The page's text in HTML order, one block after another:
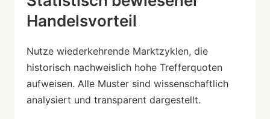
Handelsvorteil
Nutze wiederkehrende Marktzyklen, die
historisch nachweislich hohe Trefferquoten
aufweisen. Alle Muster sind wissenschaftlich
analysiert und transparent dargestellt.